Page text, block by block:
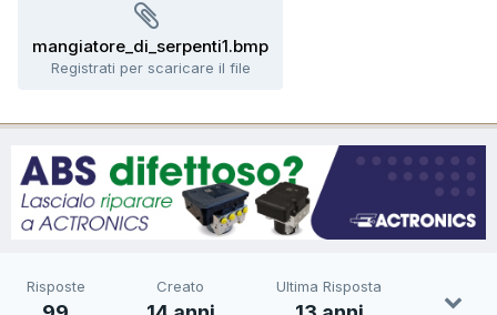
mangiatore_di_serpenti1.bmp
Registrati per scaricare il file
Risposte Creato Ultima Risposta